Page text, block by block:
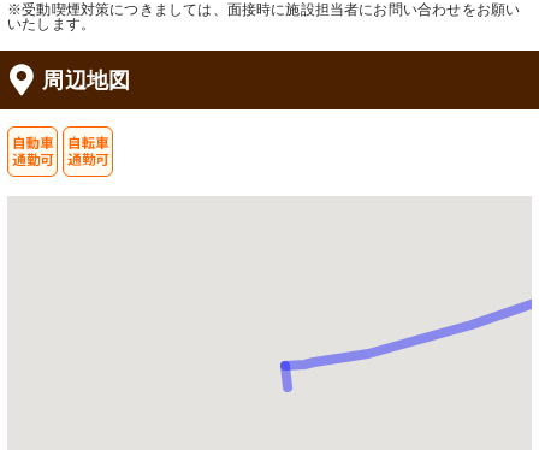
※受動喫煙対策につきましては、面接時に施設担当者にお問い合わせをお願い
いたします。
周辺地図